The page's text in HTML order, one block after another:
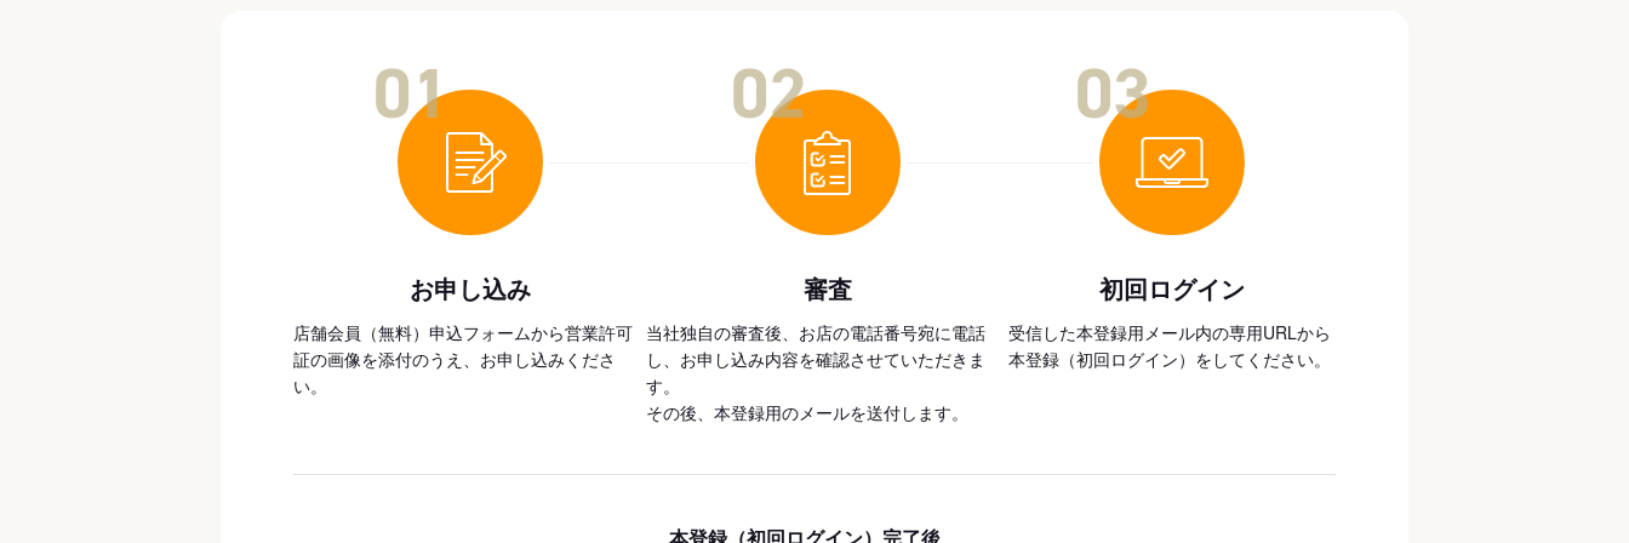
お申し込み
店舗会員（無料）申込フォームから営業許可
証の画像を添付のうえ、お申し込みくださ
い。
審査
当社独自の審査後、お店の電話番号宛に電話
し、お申し込み内容を確認させていただきま
す。
その後、本登録用のメールを送付します。
初回ログイン
受信した本登録用メール内の専用URLから
本登録（初回ログイン）をしてください。